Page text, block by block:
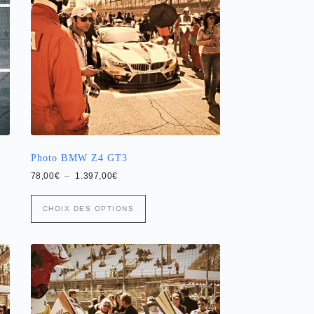
être
choisies
sur
la
page
produit
Photo BMW Z4 GT3
78,00€ – 1.397,00€Plage
prix :
78,00€
1.397,00€
CHOIX DES OPTIONS
produit
a
variations.
Les
options
peuvent
être